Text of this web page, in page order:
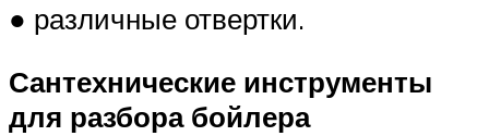
● различные отвертки.
Сантехнические инструменты
для разбора бойлера